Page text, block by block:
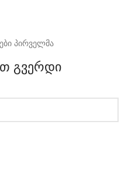
პირველმა
გვერდი